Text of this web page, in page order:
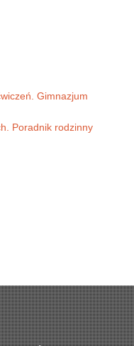
Gimnazjum
Poradnik rodzinny